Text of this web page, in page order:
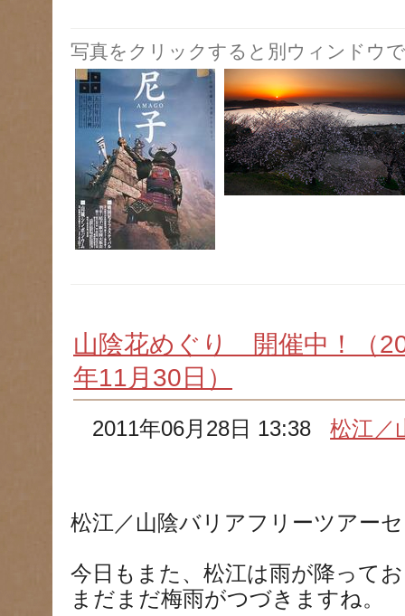
写真をクリックすると別ウィンドウ
山陰花めぐり 開催中！（
年11月30日）
2011年06月28日 13:38松江／
松江／山陰バリアフリーツアー
今日もまた、松江は雨が降って
まだまだ梅雨がつづきますね。